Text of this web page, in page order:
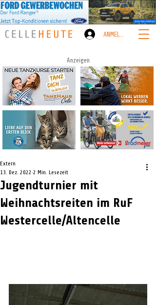
ANMELDEN
Anzeigen
Jugendturnier mit
Weihnachtsreiten im RuF
Westercelle/Altencelle
Extern
13. Dez. 2022 2 Min. Lesezeit